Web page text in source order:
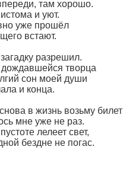
там хорошо.
и уют.
уже прошёл
встают.
разрешил.
дождавшейся творца
сон моей души
и конца.
в жизнь возьму билет
мне уже не раз.
лелеет свет,
бездне не погас.